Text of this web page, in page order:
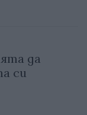
да
си